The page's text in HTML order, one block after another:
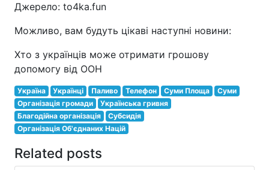
Джерело: to4ka.fun
Можливо, вам будуть цікаві наступні новини:
Хто з українців може отримати грошову
допомогу від ООН
Україна Українці Паливо Телефон Суми Площа
Суми
Організація громади
Українська гривня
Благодійна організація
Субсидія
Організація Об'єднаних Націй
Related posts